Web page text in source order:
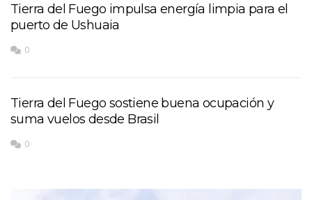
Tierra del Fuego impulsa energía limpia para el
puerto de Ushuaia
0
Tierra del Fuego sostiene buena ocupación y
suma vuelos desde Brasil
0